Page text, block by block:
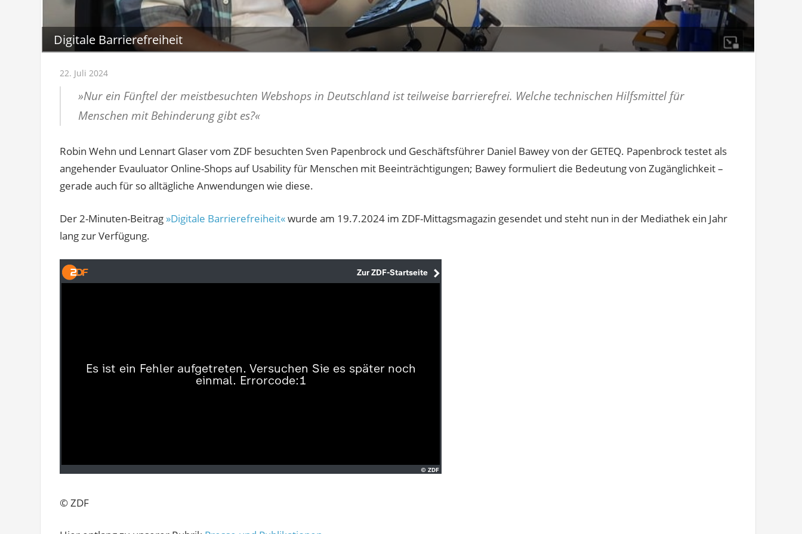
22. Juli 2024
Digitale Barrierefreiheit
»Nur ein Fünftel der meistbesuchten Webshops in Deutschland ist teilweise barrierefrei. Welche technischen Hilfsmittel für
Menschen mit Behinderung gibt es?«
Robin Wehn und Lennart Glaser vom ZDF besuchten Sven Papenbrock und Geschäftsführer Daniel Bawey von der GETEQ. Papenbrock testet als
angehender Evauluator Online-Shops auf Usability für Menschen mit Beeinträchtigungen; Bawey formuliert die Bedeutung von Zugänglichkeit –
gerade auch für so alltägliche Anwendungen wie diese.
Der 2-Minuten-Beitrag »Digitale Barrierefreiheit«wurde am 19.7.2024 im ZDF-Mittagsmagazin gesendet und steht nun in der Mediathek ein Jahr
lang zur Verfügung.
© ZDF